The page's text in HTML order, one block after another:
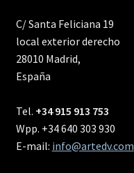
C/ Santa Feliciana 19
local exterior derecho
28010 Madrid,
España
Tel. +34 915 913 753
Wpp. +34 640 303 930
E-mail: info@artedv.com